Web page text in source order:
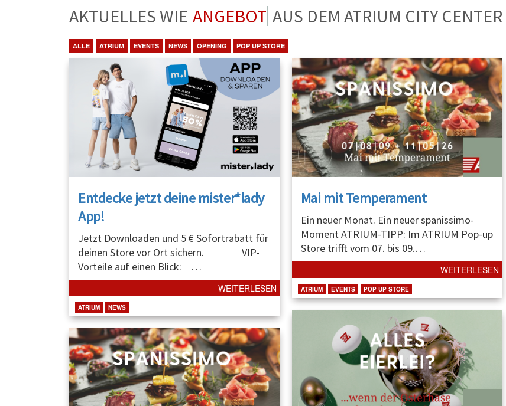
AKTUELLES WIE ANGEBOTE AUS DEM ATRIUM CITY CENTER
ALLE ATRIUM EVENTS NEWS OPENING POP UP STORE
Entdecke jetzt deine mister*lady
App!
Jetzt Downloaden und 5 € Sofortrabatt für
deinen Store vor Ort sichern. VIP-
Vorteile auf einen Blick: …
WEITERLESEN
ATRIUM NEWS
Mai mit Temperament
Ein neuer Monat. Ein neuer spanissimo-
Moment ATRIUM-TIPP: Im ATRIUM Pop-up
Store trifft vom 07. bis 09.…
WEITERLESEN
ATRIUM EVENTS POP UP STORE